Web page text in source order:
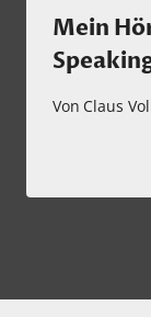
Mein
Von Claus